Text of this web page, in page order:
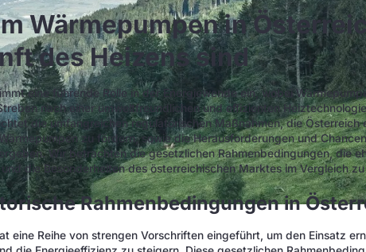
Wärmepumpen in
des Heizens sind
eine führende Rolle in der Energiewende ein, wobei
nach einer umweltfreundlichen und effizienten
die umfangreichen regulatorischen Maßnahmen, die Österreich
zu fördern, sowie die Herausforderungen und
Wir betrachten die gesetzlichen Rahmenbedingungen, die
die Besonderheiten des österreichischen Marktes im Vergleich
Rahmenbedingungen in
eine Reihe von strengen Vorschriften eingeführt, um den Einsatz